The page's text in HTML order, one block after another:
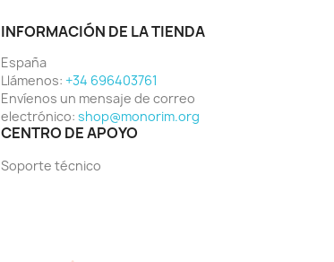
INFORMACIÓN DE LA TIENDA
España
Llámenos: +34 696403761
Envíenos un mensaje de correo
electrónico: shop@monorim.org
CENTRO DE APOYO
Soporte técnico